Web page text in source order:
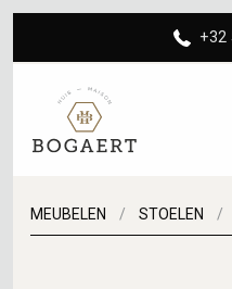
+32
MEUBELEN STOELEN